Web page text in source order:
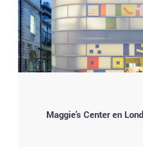
Maggie's Center en